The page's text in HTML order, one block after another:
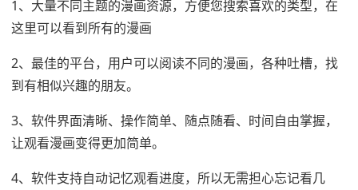
1、大量不同主题的漫画资源，方便您搜索喜欢的类型，在
这里可以看到所有的漫画
2、最佳的平台，用户可以阅读不同的漫画，各种吐槽，找
到有相似兴趣的朋友。
3、软件界面清晰、操作简单、随点随看、时间自由掌握，
让观看漫画变得更加简单。
4、软件支持自动记忆观看进度，所以无需担心忘记看几